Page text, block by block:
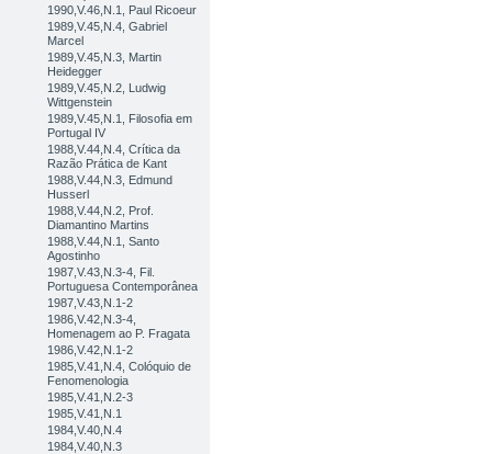
1990,V.46,N.1, Paul Ricoeur
1989,V.45,N.4, Gabriel
Marcel
1989,V.45,N.3, Martin
Heidegger
1989,V.45,N.2, Ludwig
Wittgenstein
1989,V.45,N.1, Filosofia em
Portugal IV
1988,V.44,N.4, Crítica da
Razão Prática de Kant
1988,V.44,N.3, Edmund
Husserl
1988,V.44,N.2, Prof.
Diamantino Martins
1988,V.44,N.1, Santo
Agostinho
1987,V.43,N.3-4, Fil.
Portuguesa Contemporânea
1987,V.43,N.1-2
1986,V.42,N.3-4,
Homenagem ao P. Fragata
1986,V.42,N.1-2
1985,V.41,N.4, Colóquio de
Fenomenologia
1985,V.41,N.2-3
1985,V.41,N.1
1984,V.40,N.4
1984,V.40,N.3